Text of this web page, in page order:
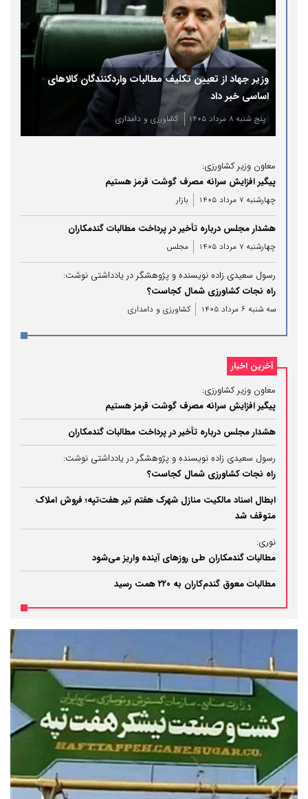
وزیر جهاد از تعیین تکلیف مطالبات واردکنندگان کالاهای
اساسی خبر داد
پنج شنبه 8 مرداد 1405 کشاورزی و دامداری
معاون وزیر کشاورزی:
پیگیر افزایش سرانه مصرف گوشت قرمز هستیم
چهارشنبه 7 مرداد 1405 بازار
هشدار مجلس درباره تأخیر در پرداخت مطالبات گندمکاران
چهارشنبه 7 مرداد 1405 مجلس
رسول سعیدی زاده نویسنده و پژوهشگر در یادداشتی نوشت:
راه نجات کشاورزی شمال کجاست؟
سه شنبه 6 مرداد 1405 کشاورزی و دامداری
آخرین اخبار
معاون وزیر کشاورزی:
پیگیر افزایش سرانه مصرف گوشت قرمز هستیم
هشدار مجلس درباره تأخیر در پرداخت مطالبات گندمکاران
رسول سعیدی زاده نویسنده و پژوهشگر در یادداشتی نوشت:
راه نجات کشاورزی شمال کجاست؟
ابطال اسناد مالکیت منازل شهرک هفتم تیر هفت‌تپه؛ فروش املاک
متوقف شد
نوری:
مطالبات گندمکاران طی روزهای آینده واریز می‌شود
مطالبات معوق گندم‌کاران به ۲۲۰ همت رسید